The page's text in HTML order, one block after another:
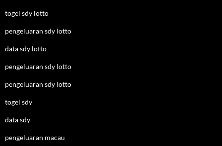
togel sdy lotto
pengeluaran sdy lotto
data sdy lotto
pengeluaran sdy lotto
pengeluaran sdy lotto
togel sdy
data sdy
pengeluaran macau